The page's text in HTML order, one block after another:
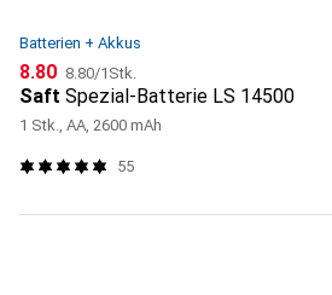
Batterien + Akkus
CHF
8.80 CHF
8.80/1Stk.
Saft Spezial-Batterie LS 14500
1 Stk., AA, 2600 mAh
55